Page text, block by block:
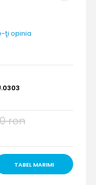
ţi opinia
ron
TABEL MARIMI